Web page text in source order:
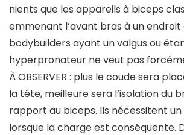
nients que les appareils à biceps
emmenant l’avant bras à un endroit
bodybuilders ayant un valgus ou
hyperpronateur ne veut pas
À OBSERVER : plus le coude sera
la tête, meilleure sera l’isolation du
rapport au biceps. Ils nécessitent
lorsque la charge est conséquente.